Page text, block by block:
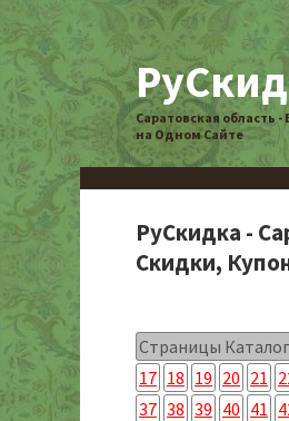
Саратовская область
на Одном Сайте
РуСкидка -
Скидки,
Страницы
17 18 19 20 21
37 38 39 40 41